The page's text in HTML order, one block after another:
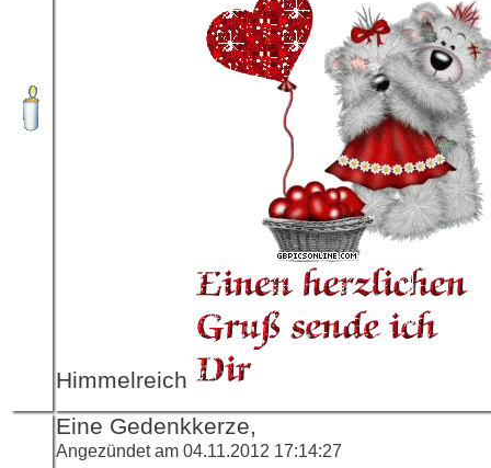
Himmelreich
Eine Gedenkkerze,
Angezündet am 04.11.2012 17:14:27